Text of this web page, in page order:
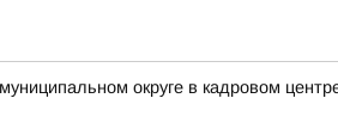
округе в кадровом